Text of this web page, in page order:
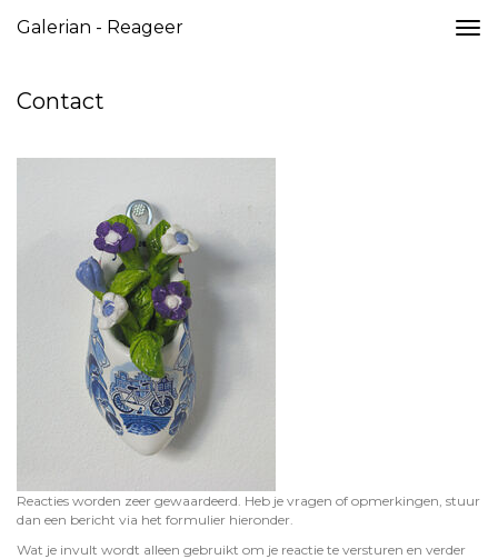
Galerian - Reageer
Contact
Reacties worden zeer gewaardeerd. Heb je vragen of opmerkingen, stuur
dan een bericht via het formulier hieronder.
Wat je invult wordt alleen gebruikt om je reactie te versturen en verder